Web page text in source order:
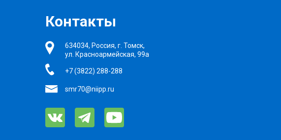
634034, Россия, г. Томск,
ул. Красноармейская, 99а
+7 (3822) 288-288
smr70@niipp.ru
Контакты